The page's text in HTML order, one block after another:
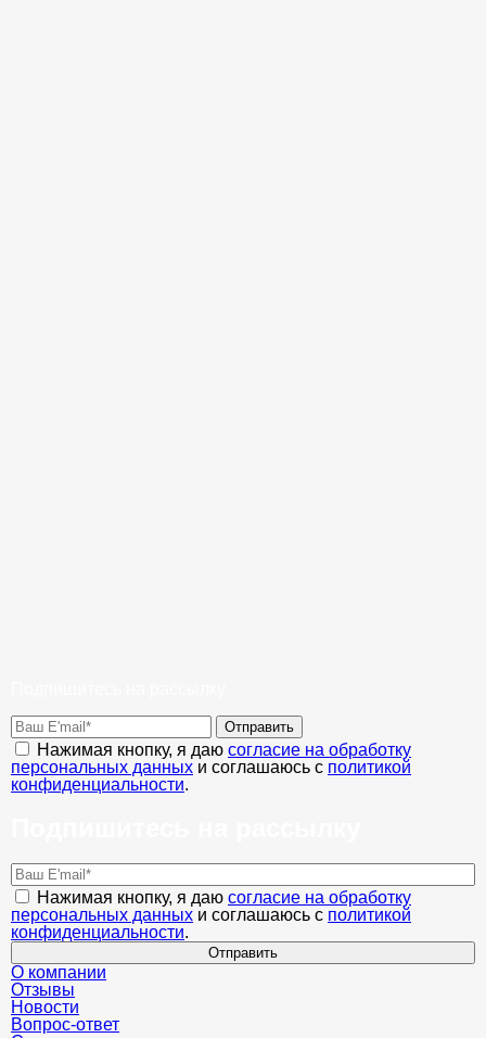
Отправить
Нажимая кнопку, я даю согласие на обработку
персональных данных и соглашаюсь с политикой
конфиденциальности.
Нажимая кнопку, я даю согласие на обработку
персональных данных и соглашаюсь с политикой
конфиденциальности.
Отправить
О компании
Отзывы
Новости
Вопрос-ответ